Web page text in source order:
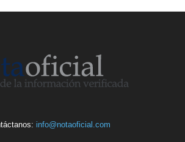
info@notaoficial.com